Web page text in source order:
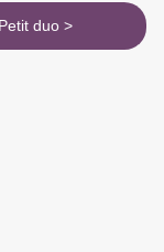
Petit duo >